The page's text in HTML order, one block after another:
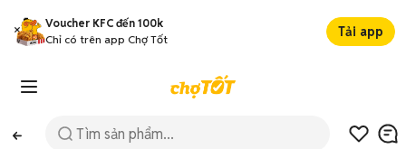
Voucher KFC đến 100k
Chỉ có trên app Chợ Tốt
Tải app